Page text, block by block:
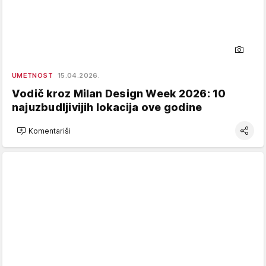
UMETNOST 15.04.2026.
Vodič kroz Milan Design Week 2026: 10
najuzbudljivijih lokacija ove godine
Komentariši